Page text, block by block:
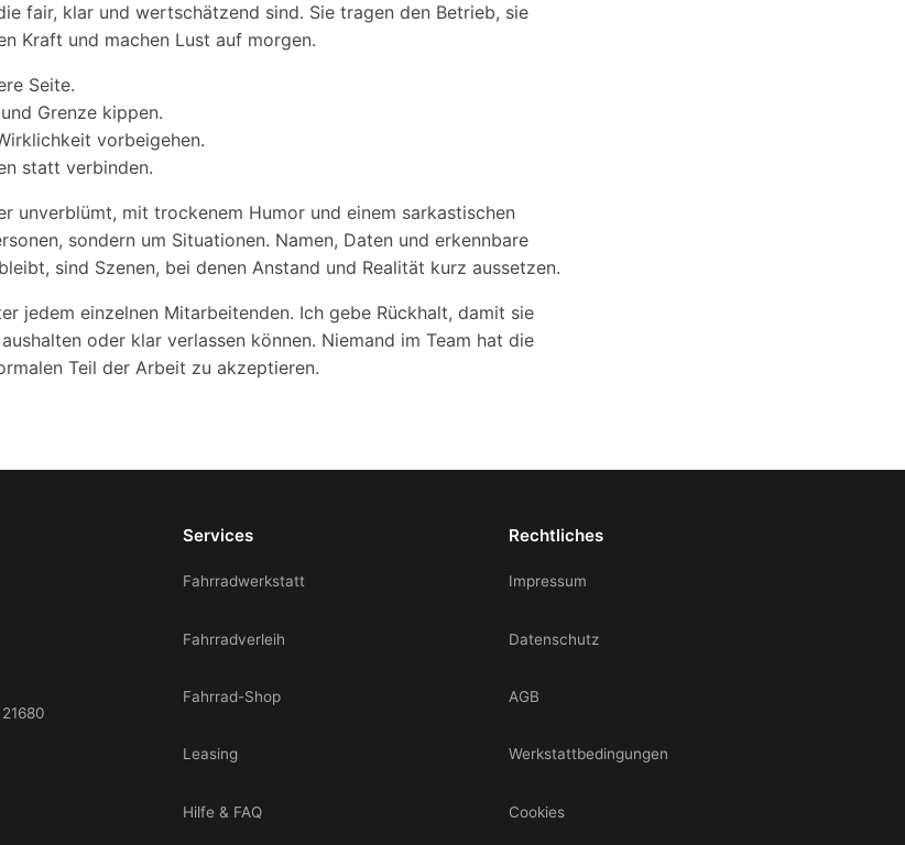
fair, klar und wertschätzend sind. Sie tragen den Betrieb, sie
Kraft und machen Lust auf morgen.
Seite.
Grenze kippen.
vorbeigehen.
statt verbinden.
unverblümt, mit trockenem Humor und einem sarkastischen
sondern um Situationen. Namen, Daten und erkennbare
sind Szenen, bei denen Anstand und Realität kurz aussetzen.
jedem einzelnen Mitarbeitenden. Ich gebe Rückhalt, damit sie
oder klar verlassen können. Niemand im Team hat die
Teil der Arbeit zu akzeptieren.
Services
Fahrradwerkstatt
Fahrradverleih
Fahrrad-Shop
Leasing
Hilfe & FAQ
Rechtliches
Impressum
Datenschutz
AGB
Werkstattbedingungen
Cookies